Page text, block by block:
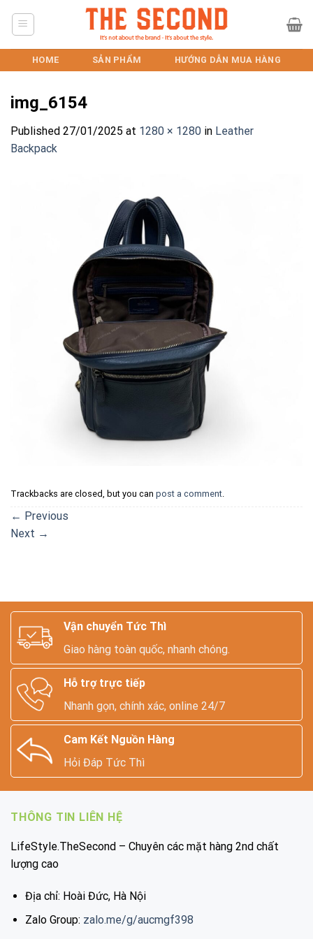
HOME SẢN PHẨM HƯỚNG DẪN MUA HÀNG
img_6154
Published 27/01/2025 at 1280 × 1280 in Leather
Backpack
Trackbacks are closed, but you can post a comment.
← Previous
Next →
Vận chuyển Tức Thì
Giao hàng toàn quốc, nhanh chóng.
Hỗ trợ trực tiếp
Nhanh gọn, chính xác, online 24/7
Cam Kết Nguồn Hàng
Hỏi Đáp Tức Thì
THÔNG TIN LIÊN HỆ
LifeStyle.TheSecond – Chuyên các mặt hàng 2nd chất
lượng cao
Địa chỉ: Hoài Đức, Hà Nội
Zalo Group: zalo.me/g/aucmgf398